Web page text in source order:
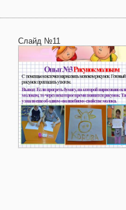
Слайд №11